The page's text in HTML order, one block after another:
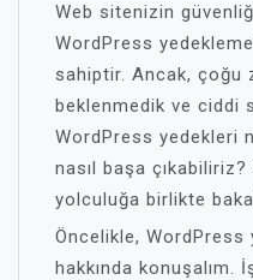
Web sitenizin
WordPress
sahiptir. Ancak, çoğu
beklenmedik ve ciddi
WordPress yedekleri
nasıl başa
yolculuğa birlikte
Öncelikle, WordPress
hakkında konuşalım.